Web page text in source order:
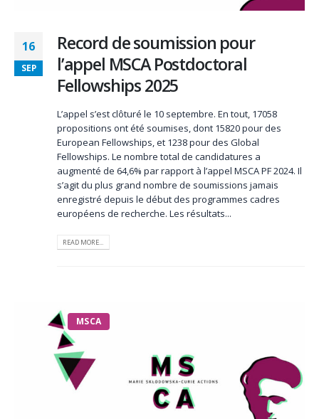
16
SEP
Record de soumission pour
l’appel MSCA Postdoctoral
Fellowships 2025
L’appel s’est clôturé le 10 septembre. En tout, 17058
propositions ont été soumises, dont 15820 pour des
European Fellowships, et 1238 pour des Global
Fellowships. Le nombre total de candidatures a
augmenté de 64,6% par rapport à l’appel MSCA PF 2024. Il
s’agit du plus grand nombre de soumissions jamais
enregistré depuis le début des programmes cadres
européens de recherche. Les résultats...
READ MORE...
MSCA